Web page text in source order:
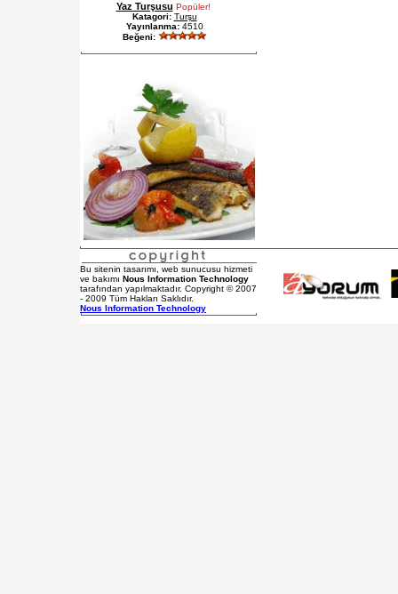
Yaz Turşusu Popüler!
Katagori: Turşu
Yayınlanma: 4510
Beğeni:
Bu sitenin tasarımı, web sunucusu hizmeti
ve bakımı Nous Information Technology
tarafından yapılmaktadır. Copyright © 2007
- 2009 Tüm Hakları Saklıdır.
Nous Information Technology